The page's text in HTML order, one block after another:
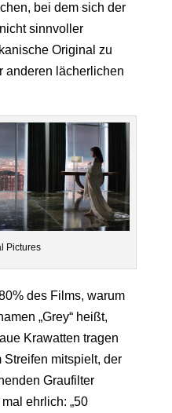
bei dem sich der
sinnvoller
Original zu
anderen lächerlichen
Pictures
des Films, warum
„Grey“ heißt,
Krawatten tragen
Streifen mitspielt, der
Graufilter
ehrlich: „50